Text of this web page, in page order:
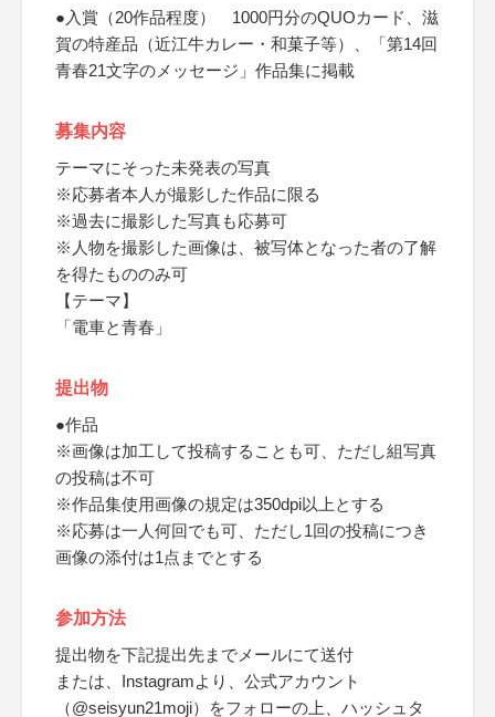
●入賞（20作品程度） 1000円分のQUOカード、滋
賀の特産品（近江牛カレー・和菓子等）、「第14回
青春21文字のメッセージ」作品集に掲載
募集内容
テーマにそった未発表の写真
※応募者本人が撮影した作品に限る
※過去に撮影した写真も応募可
※人物を撮影した画像は、被写体となった者の了解
を得たもののみ可
【テーマ】
「電車と青春」
提出物
●作品
※画像は加工して投稿することも可、ただし組写真
の投稿は不可
※作品集使用画像の規定は350dpi以上とする
※応募は一人何回でも可、ただし1回の投稿につき
画像の添付は1点までとする
参加方法
提出物を下記提出先までメールにて送付
または、Instagramより、公式アカウント
（@seisyun21moji）をフォローの上、ハッシュタ